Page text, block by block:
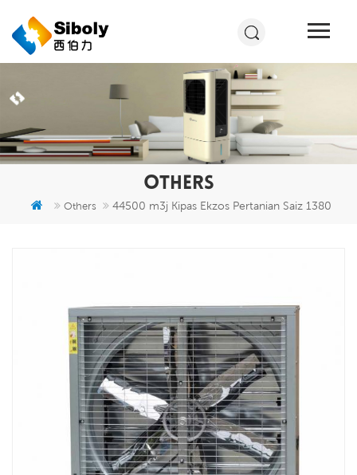
OTHERS
Others 44500 m3j Kipas Ekzos Pertanian Saiz 1380